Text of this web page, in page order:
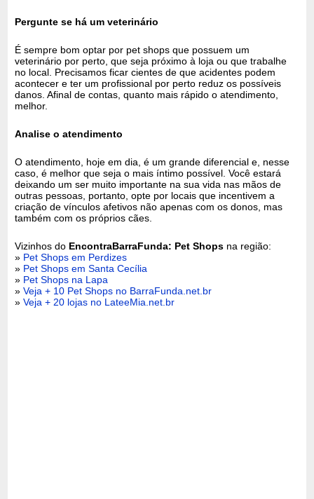
Pergunte se há um veterinário
É sempre bom optar por pet shops que possuem um
veterinário por perto, que seja próximo à loja ou que trabalhe
no local. Precisamos ficar cientes de que acidentes podem
acontecer e ter um profissional por perto reduz os possíveis
danos. Afinal de contas, quanto mais rápido o atendimento,
melhor.
Analise o atendimento
O atendimento, hoje em dia, é um grande diferencial e, nesse
caso, é melhor que seja o mais íntimo possível. Você estará
deixando um ser muito importante na sua vida nas mãos de
outras pessoas, portanto, opte por locais que incentivem a
criação de vínculos afetivos não apenas com os donos, mas
também com os próprios cães.
Vizinhos do EncontraBarraFunda: Pet Shops na região:
» Pet Shops em Perdizes
» Pet Shops em Santa Cecília
» Pet Shops na Lapa
»Veja + 10 Pet Shops no BarraFunda.net.br
»Veja + 20 lojas no LateeMia.net.br